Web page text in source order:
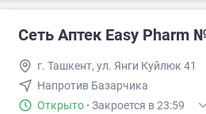
Сеть Аптек Easy Pharm
г. Ташкент, ул. Янги Куйлюк 41
Напротив Базарчика
Открыто · Закроется в 23:59